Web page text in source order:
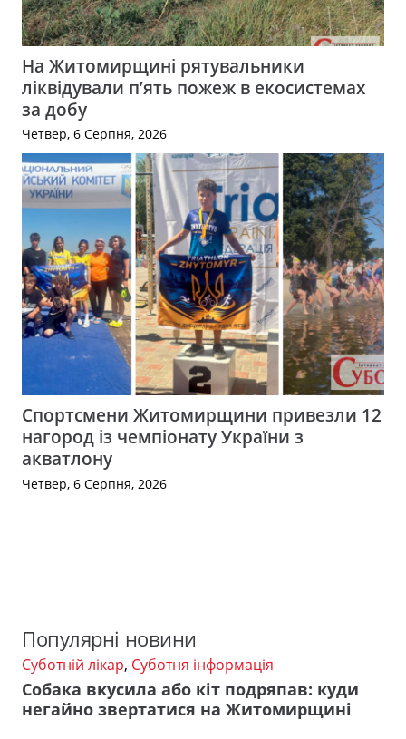
На Житомирщині рятувальники
ліквідували п’ять пожеж в екосистемах
за добу
Четвер, 6 Серпня, 2026
Спортсмени Житомирщини привезли 12
нагород із чемпіонату України з
акватлону
Четвер, 6 Серпня, 2026
Популярні новини
Суботній лікар, Суботня інформація
Собака вкусила або кіт подряпав: куди
негайно звертатися на Житомирщині